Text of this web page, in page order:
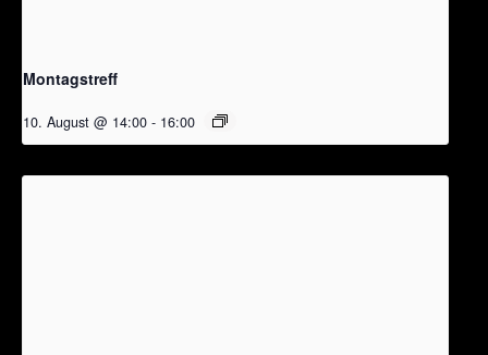
Montagstreff
10. August @ 14:00 - 16:00